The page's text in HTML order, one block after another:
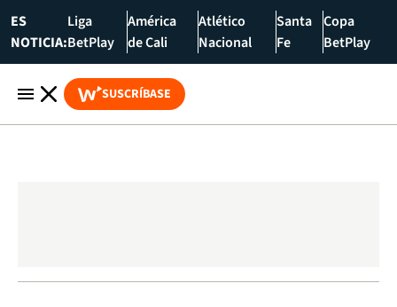
ES
NOTICIA:
Liga
BetPlay
América
de Cali
Atlético
Nacional
Santa
Fe
Copa
BetPlay
SUSCRÍBASE